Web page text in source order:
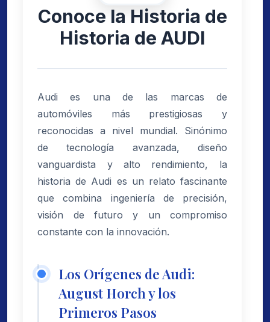
Conoce la Historia de
Historia de AUDI
Audi es una de las marcas de
automóviles más prestigiosas y
reconocidas a nivel mundial. Sinónimo
de tecnología avanzada, diseño
vanguardista y alto rendimiento, la
historia de Audi es un relato fascinante
que combina ingeniería de precisión,
visión de futuro y un compromiso
constante con la innovación.
Los Orígenes de Audi:
August Horch y los
Primeros Pasos